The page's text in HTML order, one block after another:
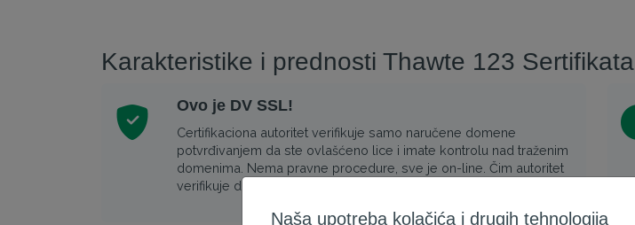
Karakteristike i prednosti Thawte 123 Sertifikata
Ovo je DV SSL!
Certifikaciona autoritet verifikuje samo naručene domene
potvrđivanjem da ste ovlašćeno lice i imate kontrolu nad traženim
domenima. Nema pravne procedure, sve je on-line. Čim autoritet
verifikuje domen(e) iz narudžbine, odmah izdaje novi SSL sertifikat.
Naša upotreba kolačića i drugih tehnologija